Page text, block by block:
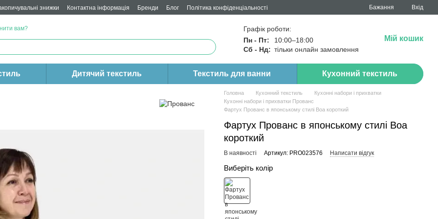
знижки Контактна інформація Бренди Блог
Політика конфіденціальності
Бажання Вхід
вам?
Графік роботи:
Пн - Пт:
10:00–18:00
Сб - Нд: тільки онлайн замовлення
Мій кошик
Дитячий текстиль Текстиль для ванни Кухонний текстиль
Головна Кухонний текстиль
Кухонні набори і прихватки
Кухонні набори і прихватки Прованс
Фартух Прованс в японському стилі Boa короткий
Фартух Прованс в японському стилі Boa
короткий
В наявності Артикул: PRO023576 Написати відгук
Виберіть колір